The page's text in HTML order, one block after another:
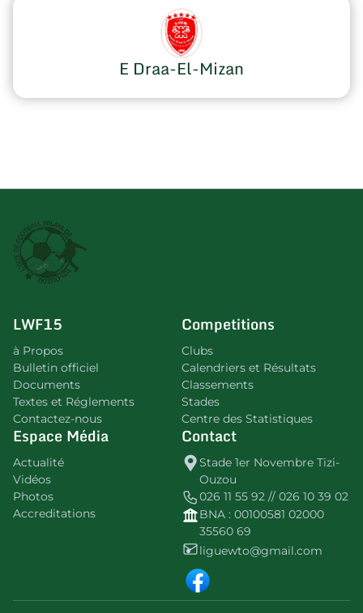
E Draa-El-Mizan
LWF15
à Propos
Bulletin officiel
Documents
Textes et Réglements
Contactez-nous
Competitions
Clubs
Calendriers et Résultats
Classements
Stades
Centre des Statistiques
Espace Média
Actualité
Vidéos
Photos
Accreditations
Contact
Stade 1er Novembre Tizi-
Ouzou
026 11 55 92 // 026 10 39 02
BNA : 00100581 02000
35560 69
liguewto@gmail.com